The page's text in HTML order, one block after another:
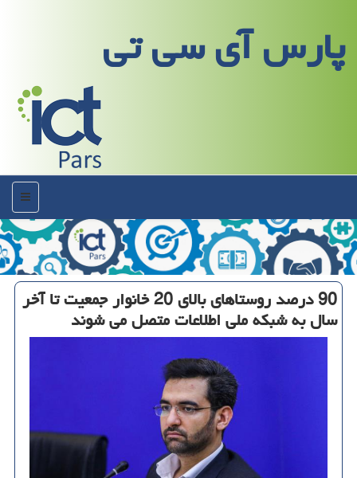
پارس آی سی تی
منو
90 درصد روستاهای بالای 20 خانوار جمعیت تا آخر
سال به شبكه ملی اطلاعات متصل می شوند